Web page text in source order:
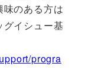
のある方は
イシュー基
progra